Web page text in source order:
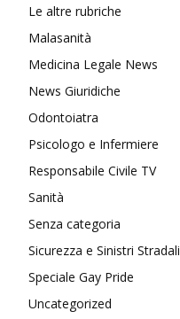
Le altre rubriche
Malasanità
Medicina Legale News
News Giuridiche
Odontoiatra
Psicologo e Infermiere
Responsabile Civile TV
Sanità
Senza categoria
Sicurezza e Sinistri Stradali
Speciale Gay Pride
Uncategorized